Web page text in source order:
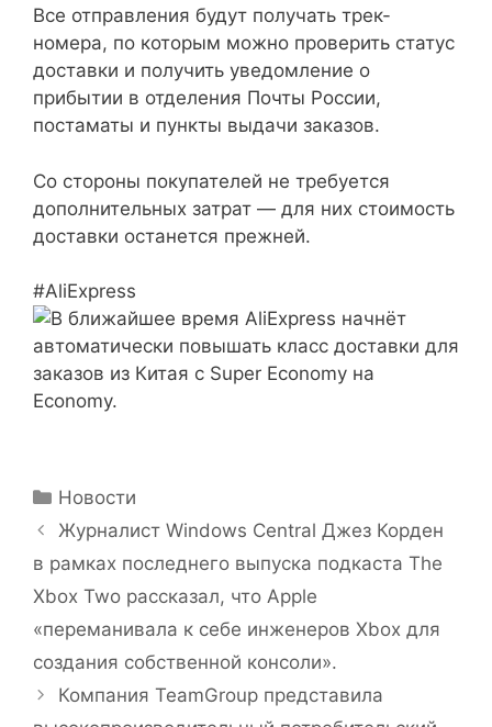
Все отправления будут получать трек-
номера, по которым можно проверить статус
доставки и получить уведомление о
прибытии в отделения Почты России,
постаматы и пункты выдачи заказов.
Со стороны покупателей не требуется
дополнительных затрат — для них стоимость
доставки останется прежней.
#AliExpress
Рубрики
Новости
Журналист Windows Central Джез Корден
в рамках последнего выпуска подкаста The
Xbox Two рассказал, что Apple
«переманивала к себе инженеров Xbox для
создания собственной консоли».
Компания TeamGroup представила